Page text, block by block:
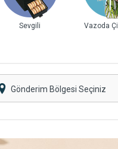
Gönderim Bölgesi Seçiniz